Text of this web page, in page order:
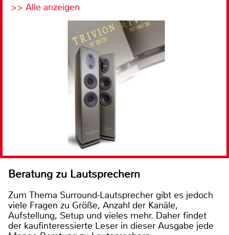
>> Alle anzeigen
Beratung zu Lautsprechern
Zum Thema Surround-Lautsprecher gibt es jedoch
viele Fragen zu Größe, Anzahl der Kanäle,
Aufstellung, Setup und vieles mehr. Daher findet
der kaufinteressierte Leser in dieser Ausgabe jede